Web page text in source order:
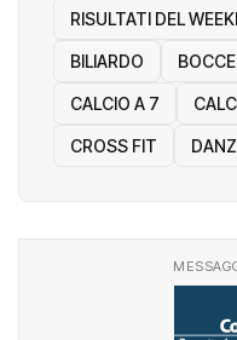
RISULTATI DEL
BILIARDO BOCCE
CALCIO A 7
CROSS FIT